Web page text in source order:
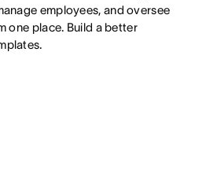
employees, and oversee
one place. Build a better